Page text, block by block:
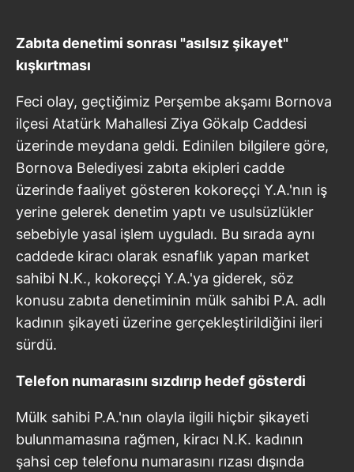
Zabıta denetimi sonrası "asılsız şikayet"
kışkırtması
Feci olay, geçtiğimiz Perşembe akşamı Bornova
ilçesi Atatürk Mahallesi Ziya Gökalp Caddesi
üzerinde meydana geldi. Edinilen bilgilere göre,
Bornova Belediyesi zabıta ekipleri cadde
üzerinde faaliyet gösteren kokoreççi Y.A.'nın iş
yerine gelerek denetim yaptı ve usulsüzlükler
sebebiyle yasal işlem uyguladı. Bu sırada aynı
caddede kiracı olarak esnaflık yapan market
sahibi N.K., kokoreççi Y.A.'ya giderek, söz
konusu zabıta denetiminin mülk sahibi P.A. adlı
kadının şikayeti üzerine gerçekleştirildiğini ileri
sürdü.
Telefon numarasını sızdırıp hedef gösterdi
Mülk sahibi P.A.'nın olayla ilgili hiçbir şikayeti
bulunmamasına rağmen, kiracı N.K. kadının
şahsi cep telefonu numarasını rızası dışında